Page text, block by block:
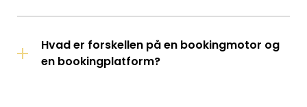
Hvad er forskellen på en bookingmotor og
en bookingplatform?